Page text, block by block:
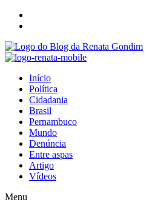
Início
Política
Cidadania
Brasil
Pernambuco
Mundo
Denúncia
Entre aspas
Artigo
Vídeos
Menu